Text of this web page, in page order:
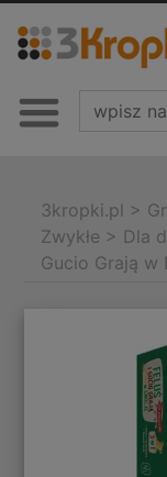
3kropki.pl >
Zwykłe > Dla
Gucio Grają w